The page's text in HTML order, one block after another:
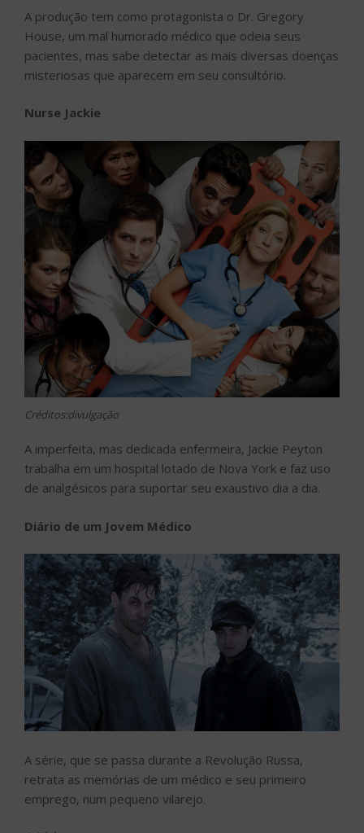
A produção tem como protagonista o Dr. Gregory
House, um mal humorado médico que odeia seus
pacientes, mas sabe detectar as mais diversas doenças
misteriosas que aparecem em seu consultório.
Nurse Jackie
Créditos:divulgação
A imperfeita, mas dedicada enfermeira, Jackie Peyton
trabalha em um hospital lotado de Nova York e faz uso
de analgésicos para suportar seu exaustivo dia a dia.
Diário de um Jovem Médico
A série, que se passa durante a Revolução Russa,
retrata as memórias de um médico e seu primeiro
emprego, num pequeno vilarejo.